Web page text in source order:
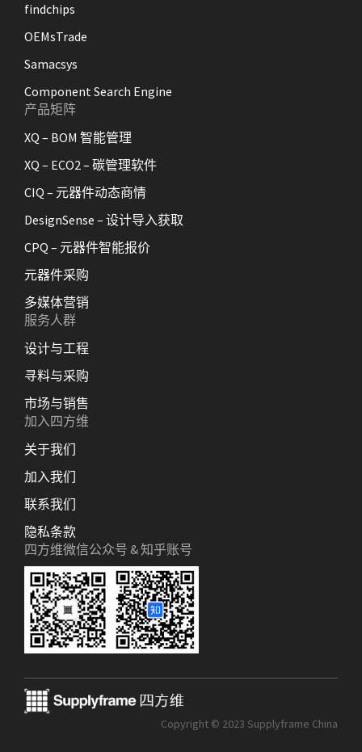
findchips
OEMsTrade
Samacsys
Component Search Engine
产品矩阵
XQ – BOM 智能管理
XQ – ECO2 – 碳管理软件
CIQ – 元器件动态商情
DesignSense – 设计导入获取
CPQ – 元器件智能报价
元器件采购
多媒体营销
服务人群
设计与工程
寻料与采购
市场与销售
加入四方维
关于我们
加入我们
联系我们
隐私条款
四方维微信公众号 & 知乎账号
Copyright © 2023 Supplyframe China